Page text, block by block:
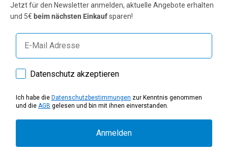
Jetzt für den Newsletter anmelden, aktuelle Angebote erhalten
und 5€ beim nächsten Einkaufsparen!
E-mail
How would you like to hear from us?
Datenschutz akzeptieren
Ich habe die Datenschutzbestimmungen zur Kenntnis genommen
und die AGB gelesen und bin mit ihnen einverstanden.
Anmelden